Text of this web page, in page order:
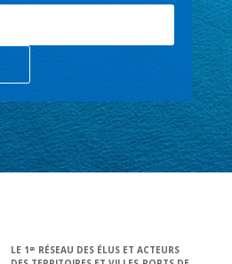
LE 1 ER
RÉSEAU DES ÉLUS ET ACTEURS